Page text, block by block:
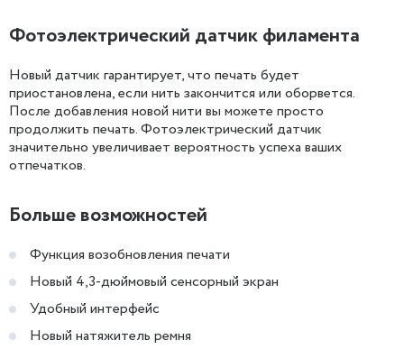
Фотоэлектрический датчик филамента
Новый датчик гарантирует, что печать будет
приостановлена, если нить закончится или оборвется.
После добавления новой нити вы можете просто
продолжить печать. Фотоэлектрический датчик
значительно увеличивает вероятность успеха ваших
отпечатков.
Больше возможностей
Функция возобновления печати
Новый 4,3-дюймовый сенсорный экран
Удобный интерфейс
Новый натяжитель ремня